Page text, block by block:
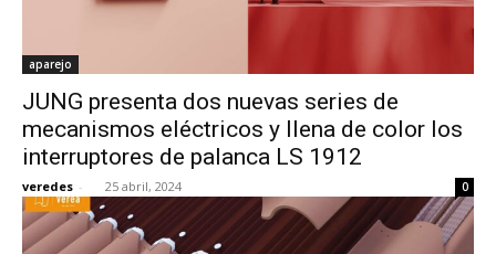
aparejo
­JUNG presenta dos nuevas series de
mecanismos eléctricos y llena de color los
interruptores de palanca LS 1912
veredes - 25 abril, 2024 0